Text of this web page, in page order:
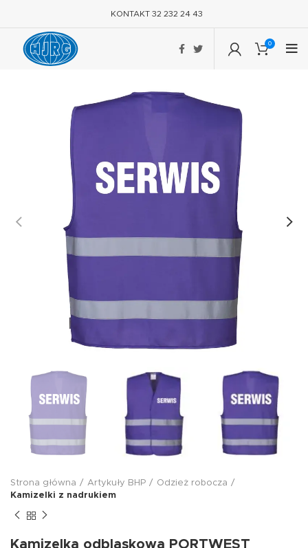
KONTAKT 32 232 24 43
0
Strona główna Artykuły BHP
Odzież robocza
Kamizelki z nadrukiem
Kamizelka odblaskowa PORTWEST